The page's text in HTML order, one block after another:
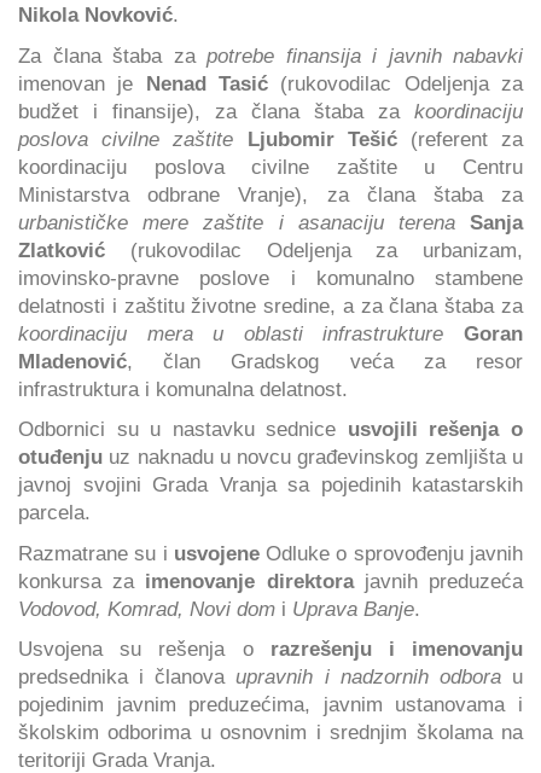
Nikola Novković.
Za člana štaba za potrebe finansija i javnih nabavki
imenovan je Nenad Tasić (rukovodilac Odeljenja za
budžet i finansije), za člana štaba za koordinaciju
poslova civilne zaštite
Ljubomir Tešić(referent za
koordinaciju poslova civilne zaštite u Centru
Ministarstva odbrane Vranje), za člana štaba za
urbanističke mere zaštite i asanaciju terena
Sanja
Zlatković (rukovodilac Odeljenja za urbanizam,
imovinsko-pravne poslove i komunalno stambene
delatnosti i zaštitu životne sredine, a za člana štaba za
koordinaciju mera u oblasti infrastrukture
Goran
Mladenović, član Gradskog veća za resor
infrastruktura i komunalna delatnost.
Odbornici su u nastavku sednice usvojili rešenja o
otuđenju uz naknadu u novcu građevinskog zemljišta u
javnoj svojini Grada Vranja sa pojedinih katastarskih
parcela.
Razmatrane su i usvojeneOdluke o sprovođenju javnih
konkursa za imenovanje direktora javnih preduzeća
Vodovod, Komrad, Novi dom i Uprava Banje.
Usvojena su rešenja orazrešenju i imenovanju
predsednika i članovaupravnih i nadzornih odborau
pojedinim javnim preduzećima, javnim ustanovama i
školskim odborima u osnovnim i srednjim školama na
teritoriji Grada Vranja.